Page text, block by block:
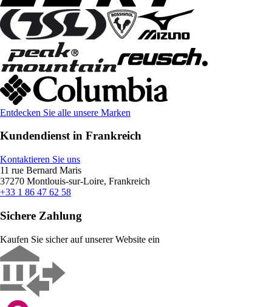
Entdecken Sie alle unsere Marken
Kundendienst in Frankreich
Kontaktieren Sie uns
11 rue Bernard Maris
37270 Montlouis-sur-Loire, Frankreich
+33 1 86 47 62 58
Sichere Zahlung
Kaufen Sie sicher auf unserer Website ein